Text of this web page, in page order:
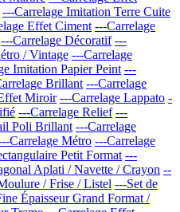
---Carrelage Imitation Terre Cuite
Effet Ciment ---Carrelage
---Carrelage Décoratif ---
/ Vintage ---Carrelage
Imitation Papier Peint ---
Brillant ---Carrelage
Miroir ---Carrelage Lappato -
---Carrelage Relief ---
Poli Brillant ---Carrelage
Carrelage Métro ---Carrelage
Petit Format ---
Aplati / Navette / Crayon --
/ Frise / Listel ---Set de
Épaisseur Grand Format /